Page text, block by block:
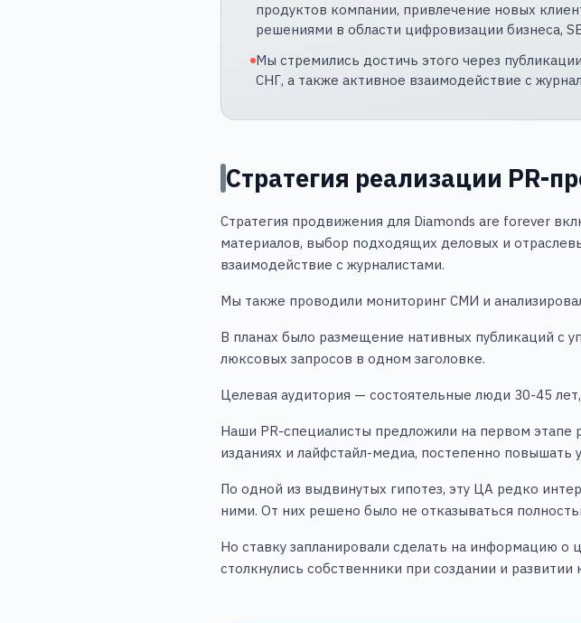
продуктов компании, привлечение новых
решениями в области цифровизации бизнеса,
Мы стремились достичь этого через
СНГ, а также активное взаимодействие с
Стратегия реализации PR-
Стратегия продвижения для Diamonds are forever
материалов, выбор подходящих деловых и
взаимодействие с журналистами.
Мы также проводили мониторинг СМИ и
В планах было размещение нативных публикаций с
люксовых запросов в одном заголовке.
Целевая аудитория — состоятельные люди 30-45
Наши PR-специалисты предложили на первом
изданиях и лайфстайл-медиа, постепенно повышать
По одной из выдвинутых гипотез, эту ЦА редко
ними. От них решено было не отказываться
Но ставку запланировали сделать на информацию о
столкнулись собственники при создании и развитии